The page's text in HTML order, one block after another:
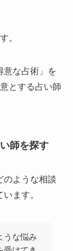
。
意な占術」を
とする占い師
師を探す
のような相談
ます。
うな悩み